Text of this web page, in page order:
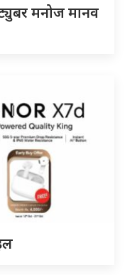
मनोज मानव